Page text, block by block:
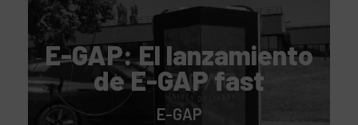
E-GAP: El lanzamiento
de E-GAP fast
E-GAP